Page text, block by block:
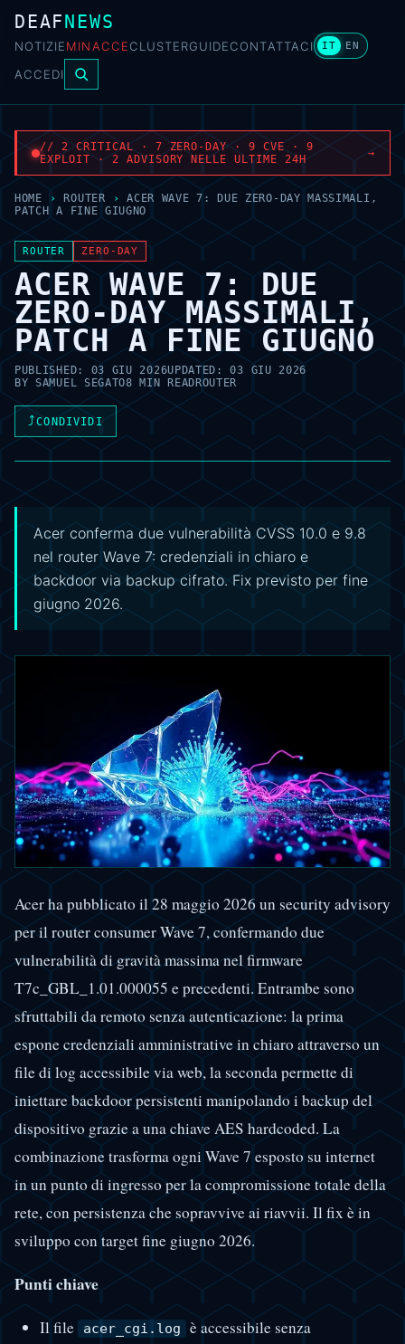
DEAFNEWS
NOTIZIEMINACCECLUSTERGUIDECONTATTACI IT EN
ACCEDI
// 2 CRITICAL · 7 ZERO-DAY · 9 CVE · 9
EXPLOIT · 2 ADVISORY NELLE ULTIME 24H
→
HOME › ROUTER ›
ACER WAVE 7: DUE ZERO-DAY MASSIMALI,
PATCH A FINE GIUGNO
ROUTER ZERO-DAY
ACER WAVE 7: DUE
ZERO-DAY MASSIMALI,
PATCH A FINE GIUGNO
PUBLISHED: 03 GIU 2026UPDATED:03 GIU 2026
BY SAMUEL SEGATO8 MIN READ ROUTER
⤴CONDIVIDI
Acer conferma due vulnerabilità CVSS 10.0 e 9.8
nel router Wave 7: credenziali in chiaro e
backdoor via backup cifrato. Fix previsto per fine
giugno 2026.
Acer ha pubblicato il 28 maggio 2026 un security advisory
per il router consumer Wave 7, confermando due
vulnerabilità di gravità massima nel firmware
T7c_GBL_1.01.000055 e precedenti. Entrambe sono
sfruttabili da remoto senza autenticazione: la prima
espone credenziali amministrative in chiaro attraverso un
file di log accessibile via web, la seconda permette di
iniettare backdoor persistenti manipolando i backup del
dispositivo grazie a una chiave AES hardcoded. La
combinazione trasforma ogni Wave 7 esposto su internet
in un punto di ingresso per la compromissione totale della
rete, con persistenza che sopravvive ai riavvii. Il fix è in
sviluppo con target fine giugno 2026.
Punti chiave
Il file acer_cgi.log è accessibile senza